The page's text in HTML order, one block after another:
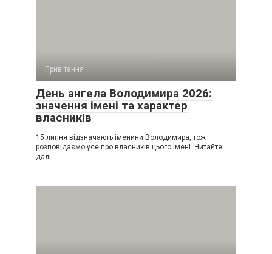
Привітання
День ангела Володимира 2026:
значення імені та характер
власників
15 липня відзначають іменини Володимира, тож
розповідаємо усе про власників цього імені. Читайте
далі